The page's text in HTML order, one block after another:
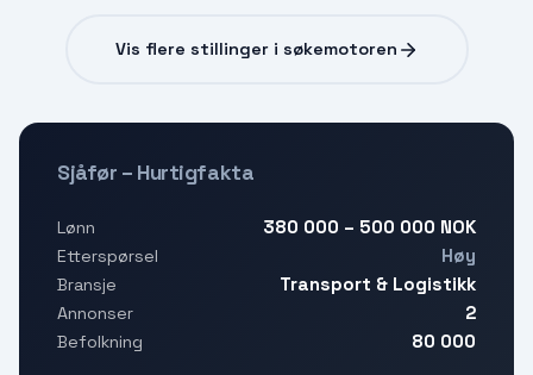
Vis flere stillinger i søkemotoren
Sjåfør – Hurtigfakta
Lønn 380 000 – 500 000 NOK
Etterspørsel Høy
Bransje Transport & Logistikk
Annonser 2
Befolkning 80 000